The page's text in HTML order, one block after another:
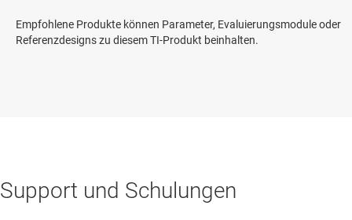
Empfohlene Produkte können Parameter, Evaluierungsmodule oder
Referenzdesigns zu diesem TI-Produkt beinhalten.
Support und Schulungen